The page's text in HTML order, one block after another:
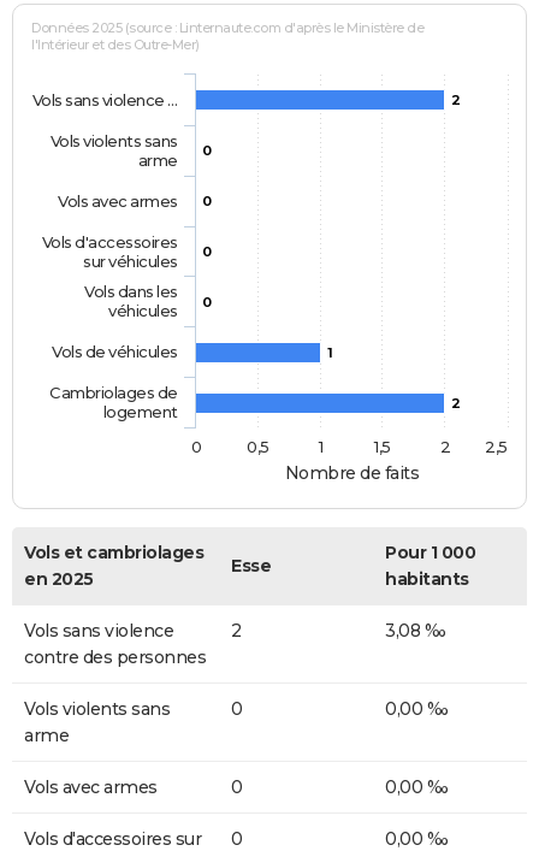
Nombre de faits
Données 2025 (source : Linternaute.com d'après le Ministère de
l'Intérieur et des Outre-Mer)
2
0
0
0
0
1
2
Vols sans violence …
Vols violents sans
arme
Vols avec armes
Vols d'accessoires
sur véhicules
Vols dans les
véhicules
Vols de véhicules
Cambriolages de
logement
0
0,5 1 1,5 2 2,5
Vols et cambriolages
en 2025
Esse
Pour 1 000
habitants
Vols sans violence
contre des personnes
2 3,08 ‰
Vols violents sans
arme
0 0,00 ‰
Vols avec armes 0 0,00 ‰
Vols d'accessoires sur
0 0,00 ‰